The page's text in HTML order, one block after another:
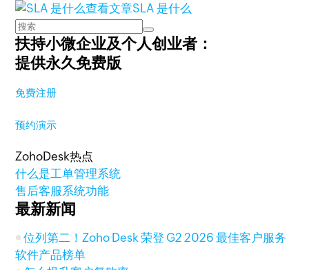
查看文章SLA 是什么
扶持小微企业及个人创业者：
提供永久免费版
免费注册
预约演示
ZohoDesk热点
什么是工单管理系统
售后客服系统功能
最新新闻
位列第二！Zoho Desk 荣登 G2 2026 最佳客户服务
软件产品榜单